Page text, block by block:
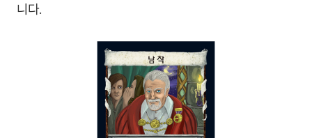
니다.